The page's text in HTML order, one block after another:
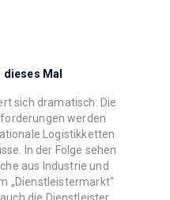
dieses Mal
sich dramatisch: Die
werden
Logistikketten
In der Folge sehen
aus Industrie und
„Dienstleistermarkt“